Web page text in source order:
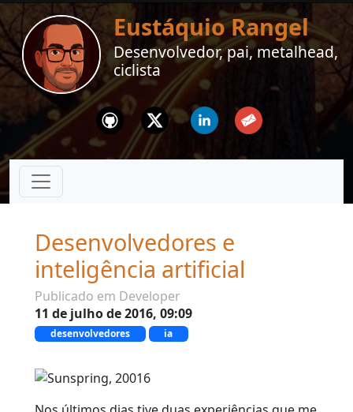
Eustáquio Rangel
Desenvolvedor, pai, metalhead,
ciclista
Github Twitter Linkedin Email
Desenvolvedores e
inteligência artificial
Publicado em Developer
11 de julho de 2016, 09:09
desenvolvedores ia